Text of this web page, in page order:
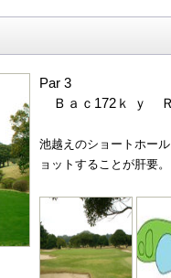
Par 3
Ｂａｃ172ｋ ｙ
池越えのショートホー
ョットすることが肝要。